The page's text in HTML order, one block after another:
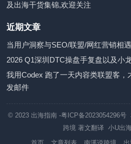
及出海干货集锦,欢迎关注
近期文章
当用户洞察与SEO/联盟/网红营销相
2026 Q1深圳DTC操盘手复盘以及小
我用Codex 跑了一天内容类联盟客，
发邮件
© 2023 出海指南 -粤ICP备2023054296号
跨境 著文翻译 小U出海